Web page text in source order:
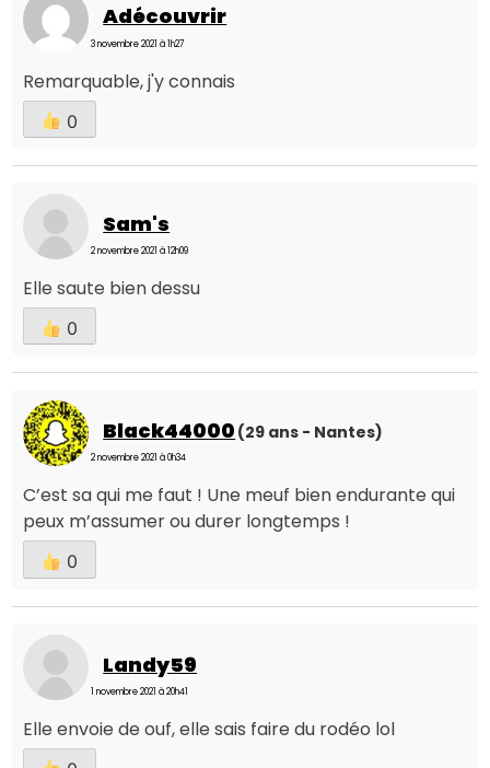
Adécouvrir
3 novembre 2021 à 1h27
Remarquable, j'y connais
0
Sam's
2 novembre 2021 à 12h09
Elle saute bien dessu
0
Black44000 (29 ans - Nantes)
2 novembre 2021 à 0h34
C’est sa qui me faut ! Une meuf bien endurante qui
peux m’assumer ou durer longtemps !
0
Landy59
1 novembre 2021 à 20h41
Elle envoie de ouf, elle sais faire du rodéo lol